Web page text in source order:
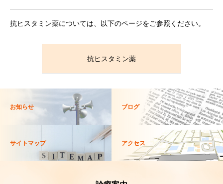
抗ヒスタミン薬については、以下のページをご参照ください。
抗ヒスタミン薬
お知らせ ブログ
サイトマップ アクセス